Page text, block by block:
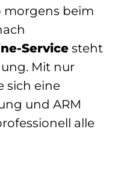
morgens beim
Service steht
Mit nur
sich eine
und ARM
alle